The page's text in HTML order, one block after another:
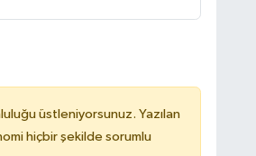
üstleniyorsunuz. Yazılan
hiçbir şekilde sorumlu